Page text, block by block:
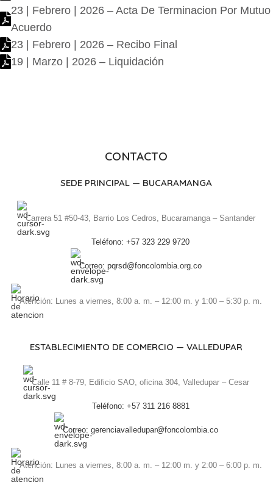
23 | Febrero | 2026 – Acta De Terminacion Por Mutuo
Acuerdo
23 | Febrero | 2026 – Recibo Final
19 | Marzo | 2026 – Liquidación
CONTACTO
SEDE PRINCIPAL — BUCARAMANGA
Carrera 51 #50-43, Barrio Los Cedros, Bucaramanga – Santander
Teléfono: +57 323 229 9720
Correo: pqrsd@foncolombia.org.co
Atención: Lunes a viernes, 8:00 a. m. – 12:00 m. y 1:00 – 5:30 p. m.
ESTABLECIMIENTO DE COMERCIO — VALLEDUPAR
Calle 11 # 8-79, Edificio SAO, oficina 304, Valledupar – Cesar
Teléfono: +57 311 216 8881
Correo: gerenciavalledupar@foncolombia.co
Atención: Lunes a viernes, 8:00 a. m. – 12:00 m. y 2:00 – 6:00 p. m.